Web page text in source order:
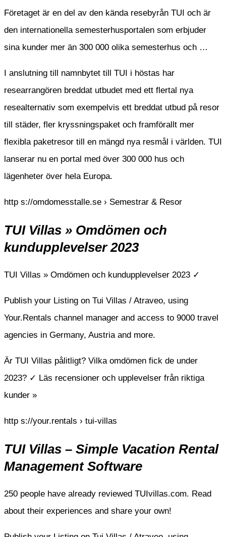
Företaget är en del av den kända resebyrån TUI och är
den internationella semesterhusportalen som erbjuder
sina kunder mer än 300 000 olika semesterhus och …
I anslutning till namnbytet till TUI i höstas har
researrangören breddat utbudet med ett flertal nya
resealternativ som exempelvis ett breddat utbud på resor
till städer, fler kryssningspaket och framförallt mer
flexibla paketresor till en mängd nya resmål i världen. TUI
lanserar nu en portal med över 300 000 hus och
lägenheter över hela Europa.
http s://omdomesstalle.se › Semestrar & Resor
TUI Villas » Omdömen och
kundupplevelser 2023
TUI Villas » Omdömen och kundupplevelser 2023 ✓
Publish your Listing on Tui Villas / Atraveo, using
Your.Rentals channel manager and access to 9000 travel
agencies in Germany, Austria and more.
Är TUI Villas pålitligt? Vilka omdömen fick de under
2023? ✓ Läs recensioner och upplevelser från riktiga
kunder »
http s://your.rentals › tui-villas
TUI Villas – Simple Vacation Rental
Management Software
250 people have already reviewed TUIvillas.com. Read
about their experiences and share your own!